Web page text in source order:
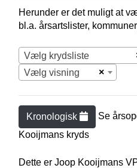
Herunder er det muligt at
bl.a. årsartslister,
Vælg krydsliste
×
Vælg visning
Kronologisk Se
Kooijmans kryds
Dette er Joop Kooijmans